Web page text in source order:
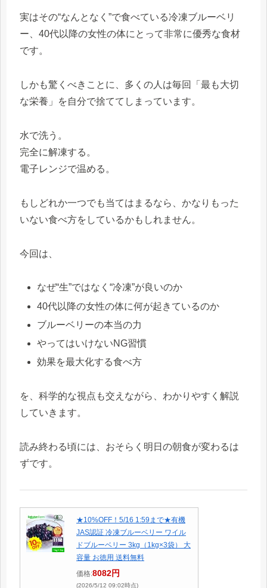
実はその“なんとなく”で食べている冷凍ブルーベリ
ー、40代以降の女性の体にとって非常に優秀な食材
です。
しかも驚くべきことに、多くの人は毎回「最も大切
な栄養」を自分で捨ててしまっています。
水で洗う。
完全に解凍する。
電子レンジで温める。
もしどれか一つでも当てはまるなら、かなりもった
いない食べ方をしているかもしれません。
今回は、
なぜ“生”ではなく“冷凍”が良いのか
40代以降の女性の体に何が起きているのか
ブルーベリーの本当の力
やってはいけないNG習慣
効果を最大化する食べ方
を、科学的な視点も交えながら、わかりやすく解説
していきます。
読み終わる頃には、おそらく明日の朝食が変わるは
ずです。
★10%OFF！5/16 1:59まで★有機
JAS認証 冷凍ブルーベリー ワイル
ドブルーベリー 3kg（1kg×3袋） 大
容量 お徳用 送料無料
価格:8082円
(2026/5/12 09:02時点)